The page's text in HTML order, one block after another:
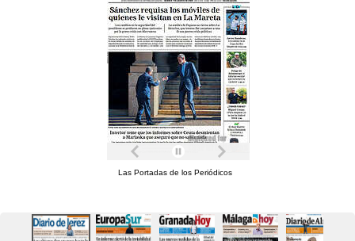
Las Portadas de los Periódicos